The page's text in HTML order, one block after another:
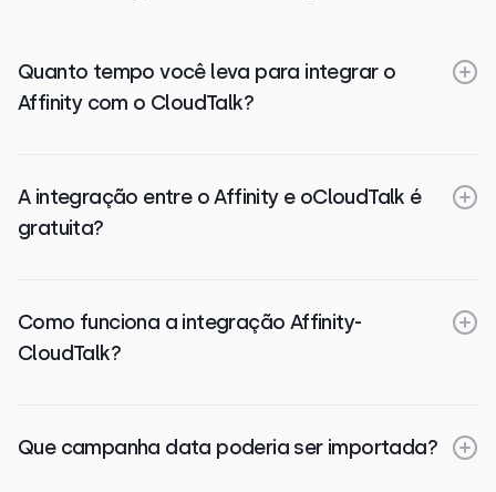
Quanto tempo você leva para integrar o
Affinity com o CloudTalk?
A integração entre o Affinity e oCloudTalk é
gratuita?
Como funciona a integração Affinity-
CloudTalk?
Que campanha data poderia ser importada?